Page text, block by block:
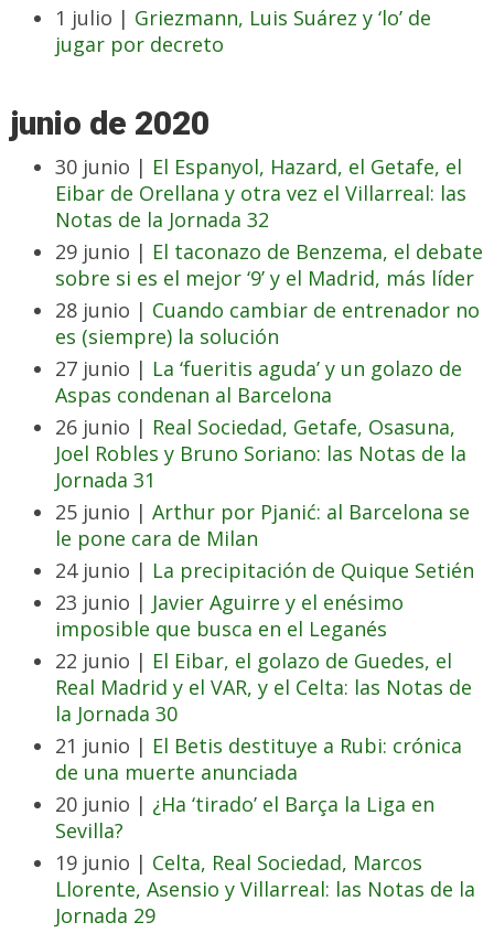
1 julio | Griezmann, Luis Suárez y ‘lo’ de
jugar por decreto
junio de 2020
30 junio | El Espanyol, Hazard, el Getafe, el
Eibar de Orellana y otra vez el Villarreal: las
Notas de la Jornada 32
29 junio | El taconazo de Benzema, el debate
sobre si es el mejor ‘9’ y el Madrid, más líder
28 junio | Cuando cambiar de entrenador no
es (siempre) la solución
27 junio | La ‘fueritis aguda’ y un golazo de
Aspas condenan al Barcelona
26 junio | Real Sociedad, Getafe, Osasuna,
Joel Robles y Bruno Soriano: las Notas de la
Jornada 31
25 junio | Arthur por Pjanić: al Barcelona se
le pone cara de Milan
24 junio | La precipitación de Quique Setién
23 junio | Javier Aguirre y el enésimo
imposible que busca en el Leganés
22 junio | El Eibar, el golazo de Guedes, el
Real Madrid y el VAR, y el Celta: las Notas de
la Jornada 30
21 junio | El Betis destituye a Rubi: crónica
de una muerte anunciada
20 junio | ¿Ha ‘tirado’ el Barça la Liga en
Sevilla?
19 junio | Celta, Real Sociedad, Marcos
Llorente, Asensio y Villarreal: las Notas de la
Jornada 29